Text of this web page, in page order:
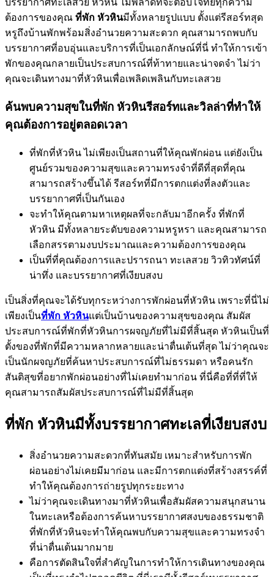
บรรยากาศทะเลสวย หัวหิน ไม่พลาดที่จะตอบโจทย์ทุกความ
ต้องการของคุณ ที่พัก หัวหินมีทั้งหลายรูปแบบ ตั้งแต่รีสอร์ทสุด
หรูถึงบ้านพักพร้อมสิ่งอำนวยความสะดวก คุณสามารถพบกับ
บรรยากาศที่อบอุ่นและบริการที่เป็นเอกลักษณ์ที่นี่ ทำให้การเข้า
พักของคุณกลายเป็นประสบการณ์ที่ท้าทายและน่าจดจำ ไม่ว่า
คุณจะเดินทางมาที่หัวหินเพื่อเพลิดเพลินกับทะเลสวย
ค้นพบความสุขในที่พัก หัวหินรีสอร์ทและวิลล่าที่ทำให้
คุณต้องการอยู่ตลอดเวลา
ที่พักที่หัวหิน ไม่เพียงเป็นสถานที่ให้คุณพักผ่อน แต่ยังเป็น
ศูนย์รวมของความสุขและความทรงจำที่ดีที่สุดที่คุณ
สามารถสร้างขึ้นได้ รีสอร์ทที่มีการตกแต่งที่ลงตัวและ
บรรยากาศที่เป็นกันเอง
จะทำให้คุณตามหาเหตุผลที่จะกลับมาอีกครั้ง ที่พักที่
หัวหิน มีทั้งหลายระดับของความหรูหรา และคุณสามารถ
เลือกสรรตามงบประมาณและความต้องการของคุณ
เป็นที่ที่คุณต้องการและปรารถนา ทะเลสวย วิวทิวทัศน์ที่
น่าทึ่ง และบรรยากาศที่เงียบสงบ
เป็นสิ่งที่คุณจะได้รับทุกระหว่างการพักผ่อนที่หัวหิน เพราะที่นี่ไม่
เพียงเป็นที่พัก หัวหินแต่เป็นบ้านของความสุขของคุณ สัมผัส
ประสบการณ์ที่พักที่หัวหินการผจญภัยที่ไม่มีที่สิ้นสุด หัวหินเป็นที่
ตั้งของที่พักที่มีความหลากหลายและน่าตื่นเต้นที่สุด ไม่ว่าคุณจะ
เป็นนักผจญภัยที่ค้นหาประสบการณ์ที่ไม่ธรรมดา หรือคนรัก
สันติสุขที่อยากพักผ่อนอย่างที่ไม่เคยทำมาก่อน ที่นี่คือที่ที่ที่ให้
คุณสามารถสัมผัสประสบการณ์ที่ไม่มีที่สิ้นสุด
ที่พัก หัวหินมีทั้งบรรยากาศทะเลที่เงียบสงบ
สิ่งอำนวยความสะดวกที่ทันสมัย เหมาะสำหรับการพัก
ผ่อนอย่างไม่เคยมีมาก่อน และมีการตกแต่งที่สร้างสรรค์ที่
ทำให้คุณต้องการถ่ายรูปทุกระยะทาง
ไม่ว่าคุณจะเดินทางมาที่หัวหินเพื่อสัมผัสความสนุกสนาน
ในทะเลหรือต้องการค้นหาบรรยากาศสงบของธรรมชาติ
ที่พักที่หัวหินจะทำให้คุณพบกับความสุขและความทรงจำ
ที่น่าตื่นเต้นมากมาย
คือการตัดสินใจที่สำคัญในการทำให้การเดินทางของคุณ